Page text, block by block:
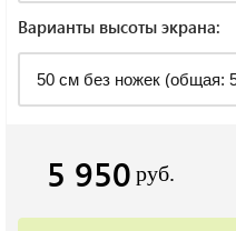
Варианты высоты экрана:
5 950 руб.